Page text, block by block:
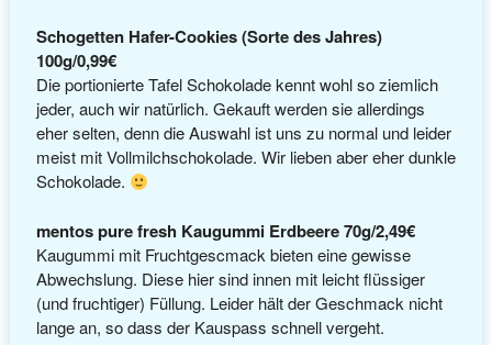
Schogetten Hafer-Cookies (Sorte des Jahres)
100g/0,99€
Die portionierte Tafel Schokolade kennt wohl so ziemlich
jeder, auch wir natürlich. Gekauft werden sie allerdings
eher selten, denn die Auswahl ist uns zu normal und leider
meist mit Vollmilchschokolade. Wir lieben aber eher dunkle
Schokolade.
mentos pure fresh Kaugummi Erdbeere 70g/2,49€
Kaugummi mit Fruchtgescmack bieten eine gewisse
Abwechslung. Diese hier sind innen mit leicht flüssiger
(und fruchtiger) Füllung. Leider hält der Geschmack nicht
lange an, so dass der Kauspass schnell vergeht.